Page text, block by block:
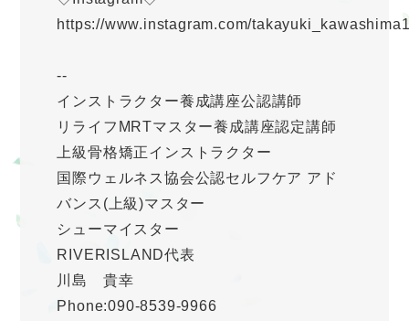
https://www.instagram.com/
--
インストラクター養成講座公認講師
リライフMRTマスター養成講座認定講師
上級骨格矯正インストラクター
国際ウェルネス協会公認セルフケア アド
バンス(上級)マスター
シューマイスター
RIVERISLAND代表
川島 貴幸
Phone:090-8539-9966